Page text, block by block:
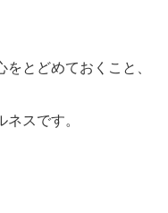
とどめておくこと、
スです。